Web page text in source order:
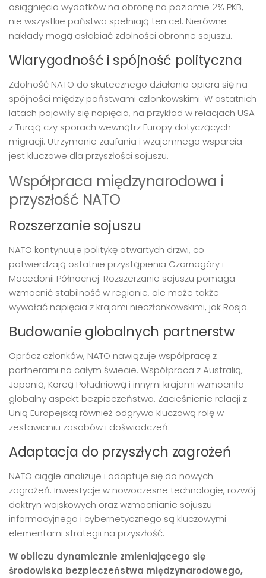
osiągnięcia wydatków na obronę na poziomie 2% PKB,
nie wszystkie państwa spełniają ten cel. Nierówne
nakłady mogą osłabiać zdolności obronne sojuszu.
Wiarygodność i spójność polityczna
Zdolność NATO do skutecznego działania opiera się na
spójności między państwami członkowskimi. W ostatnich
latach pojawiły się napięcia, na przykład w relacjach USA
z Turcją czy sporach wewnątrz Europy dotyczących
migracji. Utrzymanie zaufania i wzajemnego wsparcia
jest kluczowe dla przyszłości sojuszu.
Współpraca międzynarodowa i
przyszłość NATO
Rozszerzanie sojuszu
NATO kontynuuje politykę otwartych drzwi, co
potwierdzają ostatnie przystąpienia Czarnogóry i
Macedonii Północnej. Rozszerzanie sojuszu pomaga
wzmocnić stabilność w regionie, ale może także
wywołać napięcia z krajami nieczłonkowskimi, jak Rosja.
Budowanie globalnych partnerstw
Oprócz członków, NATO nawiązuje współpracę z
partnerami na całym świecie. Współpraca z Australią,
Japonią, Koreą Południową i innymi krajami wzmocniła
globalny aspekt bezpieczeństwa. Zacieśnienie relacji z
Unią Europejską również odgrywa kluczową rolę w
zestawianiu zasobów i doświadczeń.
Adaptacja do przyszłych zagrożeń
NATO ciągle analizuje i adaptuje się do nowych
zagrożeń. Inwestycje w nowoczesne technologie, rozwój
doktryn wojskowych oraz wzmacnianie sojuszu
informacyjnego i cybernetycznego są kluczowymi
elementami strategii na przyszłość.
W obliczu dynamicznie zmieniającego się
środowiska bezpieczeństwa międzynarodowego,